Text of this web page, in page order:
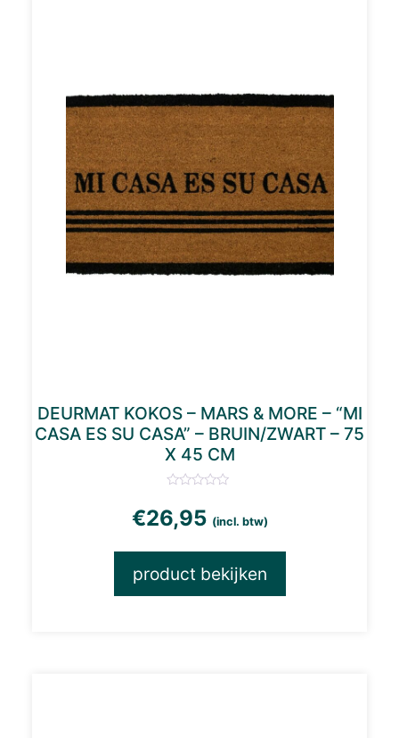
DEURMAT KOKOS – MARS & MORE – “MI
CASA ES SU CASA” – BRUIN/ZWART – 75
X 45 CM
€26,95 (incl. btw)
product bekijken